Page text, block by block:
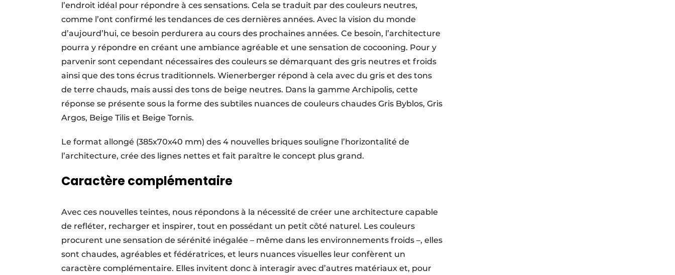
l’endroit idéal pour répondre à ces sensations. Cela se traduit par des couleurs neutres,
comme l’ont confirmé les tendances de ces dernières années. Avec la vision du monde
d’aujourd’hui, ce besoin perdurera au cours des prochaines années. Ce besoin, l’architecture
pourra y répondre en créant une ambiance agréable et une sensation de cocooning. Pour y
parvenir sont cependant nécessaires des couleurs se démarquant des gris neutres et froids
ainsi que des tons écrus traditionnels. Wienerberger répond à cela avec du gris et des tons
de terre chauds, mais aussi des tons de beige neutres. Dans la gamme Archipolis, cette
réponse se présente sous la forme des subtiles nuances de couleurs chaudes Gris Byblos, Gris
Argos, Beige Tilis et Beige Tornis.
Le format allongé (385x70x40 mm) des 4 nouvelles briques souligne l’horizontalité de
l’architecture, crée des lignes nettes et fait paraître le concept plus grand.
Caractère complémentaire
Avec ces nouvelles teintes, nous répondons à la nécessité de créer une architecture capable
de refléter, recharger et inspirer, tout en possédant un petit côté naturel. Les couleurs
procurent une sensation de sérénité inégalée – même dans les environnements froids –, elles
sont chaudes, agréables et fédératrices, et leurs nuances visuelles leur confèrent un
caractère complémentaire. Elles invitent donc à interagir avec d’autres matériaux et, pour